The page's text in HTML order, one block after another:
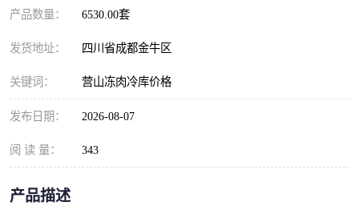
产品数量： 6530.00套
发货地址： 四川省成都金牛区
关键词： 营山冻肉冷库价格
发布日期： 2026-08-07
阅 读 量： 343
产品描述